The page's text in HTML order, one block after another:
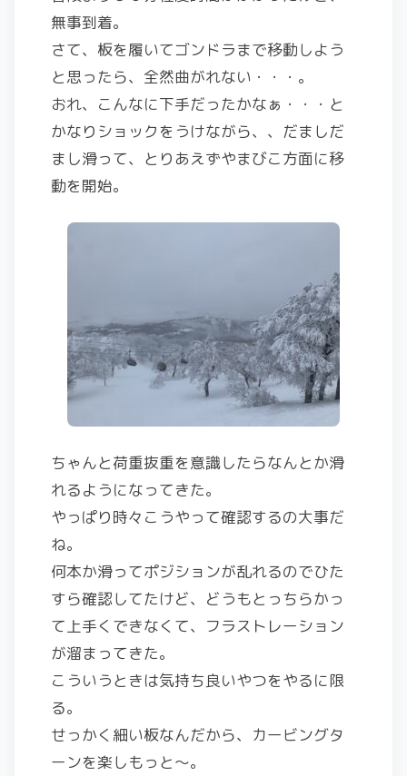
無事到着。
さて、板を履いてゴンドラまで移動しよう
と思ったら、全然曲がれない・・・。
おれ、こんなに下手だったかなぁ・・・と
かなりショックをうけながら、、だましだ
まし滑って、とりあえずやまびこ方面に移
動を開始。
ちゃんと荷重抜重を意識したらなんとか滑
れるようになってきた。
やっぱり時々こうやって確認するの大事だ
ね。
何本か滑ってポジションが乱れるのでひた
すら確認してたけど、どうもとっちらかっ
て上手くできなくて、フラストレーション
が溜まってきた。
こういうときは気持ち良いやつをやるに限
る。
せっかく細い板なんだから、カービングタ
ーンを楽しもっと〜。